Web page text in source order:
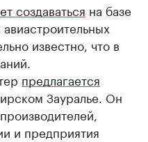
создаваться на базе
известно, что в
предлагается
Зауралье. Он
и предприятия